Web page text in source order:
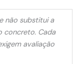
não substitui a
concreto. Cada
avaliação